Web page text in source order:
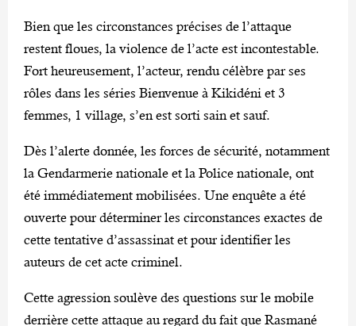
Bien que les circonstances précises de l’attaque
restent floues, la violence de l’acte est incontestable.
Fort heureusement, l’acteur, rendu célèbre par ses
rôles dans les séries Bienvenue à Kikidéni et 3
femmes, 1 village, s’en est sorti sain et sauf.
Dès l’alerte donnée, les forces de sécurité, notamment
la Gendarmerie nationale et la Police nationale, ont
été immédiatement mobilisées. Une enquête a été
ouverte pour déterminer les circonstances exactes de
cette tentative d’assassinat et pour identifier les
auteurs de cet acte criminel.
Cette agression soulève des questions sur le mobile
derrière cette attaque au regard du fait que Rasmané